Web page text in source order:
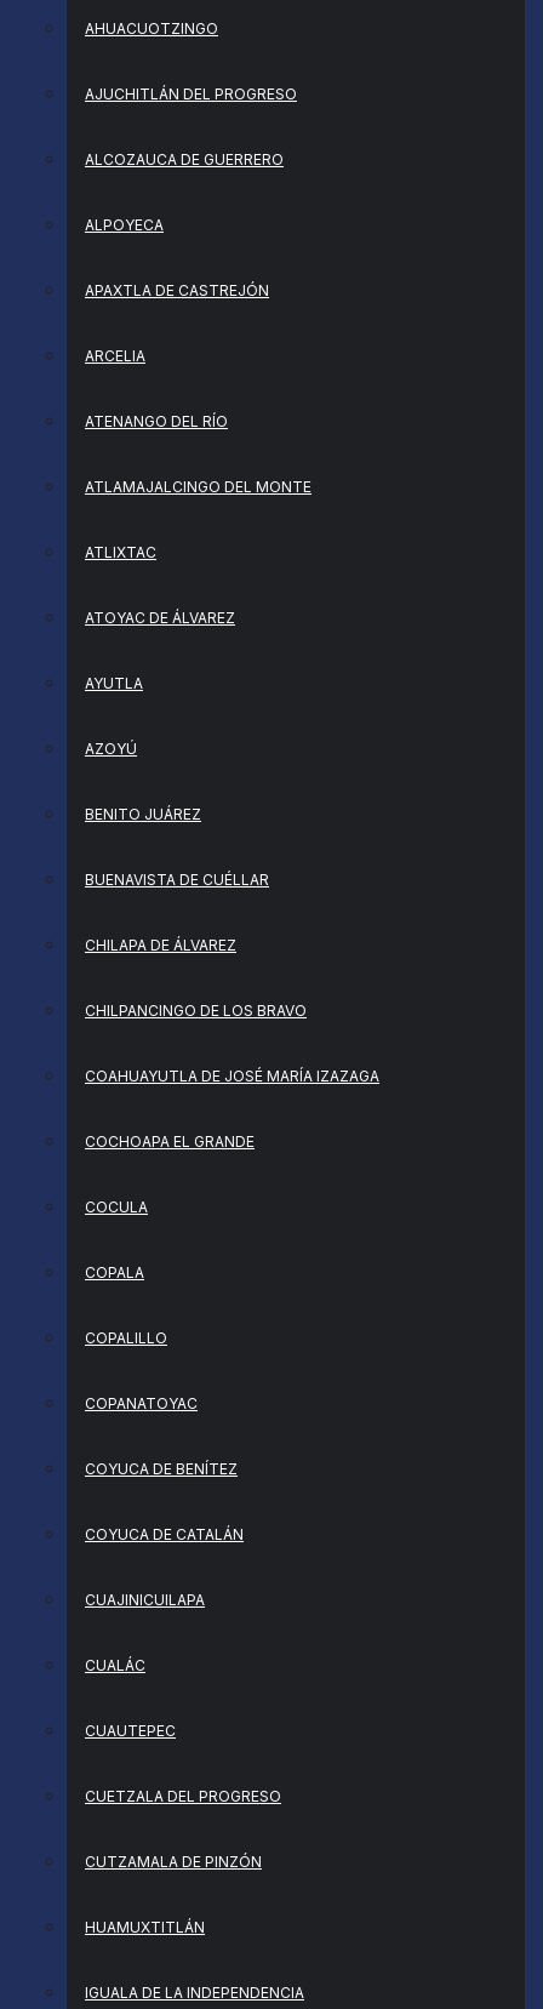
AHUACUOTZINGO
AJUCHITLÁN DEL PROGRESO
ALCOZAUCA DE GUERRERO
ALPOYECA
APAXTLA DE CASTREJÓN
ARCELIA
ATENANGO DEL RÍO
ATLAMAJALCINGO DEL MONTE
ATLIXTAC
ATOYAC DE ÁLVAREZ
AYUTLA
AZOYÚ
BENITO JUÁREZ
BUENAVISTA DE CUÉLLAR
CHILAPA DE ÁLVAREZ
CHILPANCINGO DE LOS BRAVO
COAHUAYUTLA DE JOSÉ MARÍA IZAZAGA
COCHOAPA EL GRANDE
COCULA
COPALA
COPALILLO
COPANATOYAC
COYUCA DE BENÍTEZ
COYUCA DE CATALÁN
CUAJINICUILAPA
CUALÁC
CUAUTEPEC
CUETZALA DEL PROGRESO
CUTZAMALA DE PINZÓN
HUAMUXTITLÁN
IGUALA DE LA INDEPENDENCIA